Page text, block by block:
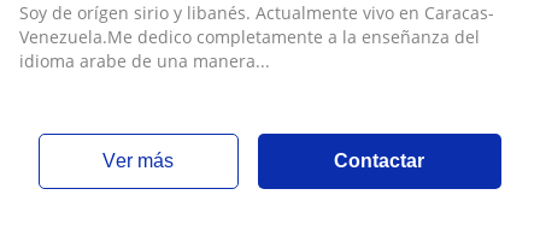
Soy de orígen sirio y libanés. Actualmente vivo en Caracas-
Venezuela.Me dedico completamente a la enseñanza del
idioma arabe de una manera...
ver más Contactar